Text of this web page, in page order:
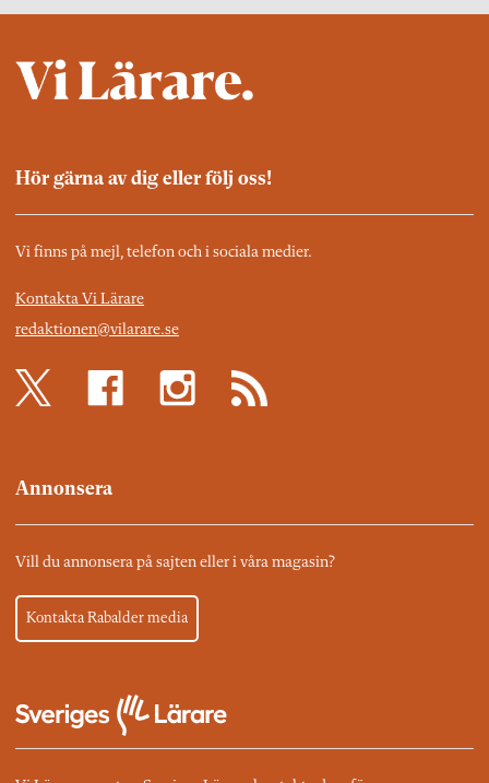
Hör gärna av dig eller följ oss!
Vi finns på mejl, telefon och i sociala medier.
Kontakta Vi Lärare
redaktionen@vilarare.se
Annonsera
Vill du annonsera på sajten eller i våra magasin?
Kontakta Rabalder media